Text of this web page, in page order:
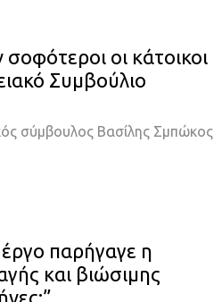
οι κάτοικοι
Συμβούλιο
σύμβουλος Βασίλης Σμπώκος
παρήγαγε η
και βιώσιμης